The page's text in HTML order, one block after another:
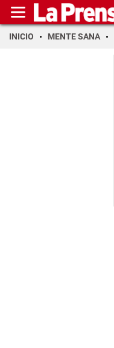
INICIO MENTE SANA